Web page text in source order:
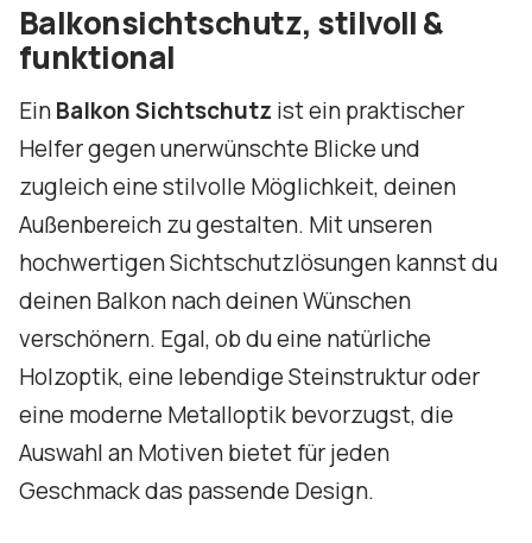
Balkonsichtschutz, stilvoll &
funktional
EinBalkon Sichtschutz ist ein praktischer
Helfer gegen unerwünschte Blicke und
zugleich eine stilvolle Möglichkeit, deinen
Außenbereich zu gestalten. Mit unseren
hochwertigen Sichtschutzlösungen kannst du
deinen Balkon nach deinen Wünschen
verschönern. Egal, ob du eine natürliche
Holzoptik, eine lebendige Steinstruktur oder
eine moderne Metalloptik bevorzugst, die
Auswahl an Motiven bietet für jeden
Geschmack das passende Design.